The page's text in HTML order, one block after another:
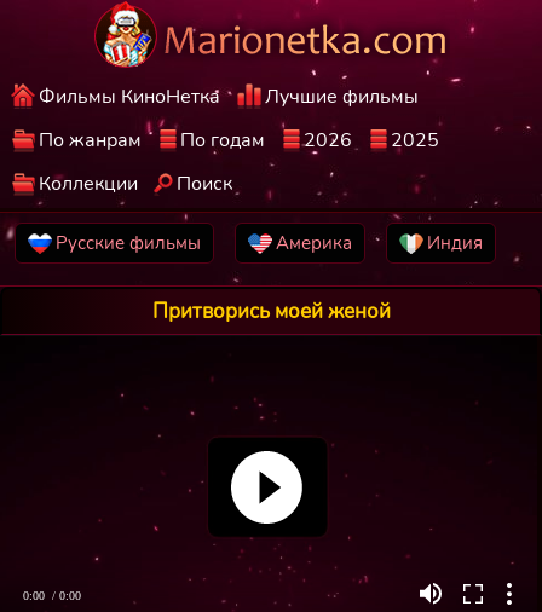
Фильмы КиноНетка
Лучшие фильмы
По жанрам
По годам 2026
2025
Коллекции
Поиск
Русские фильмы Америка Индия
Притворись моей женой
0:00 / 0:00